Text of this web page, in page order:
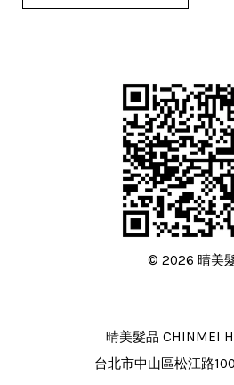
© 2026 晴美
晴美髮品 CHINMEI
台北市中山區松江路